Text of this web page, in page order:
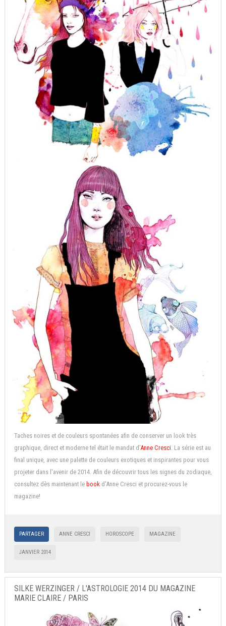
Taches noires et de couleurs spontanées afin de conserver un look très
graphique, direct et moderne tel était le mandat d'Anne Cresci. La série est au
final unique, avec une palette de couleurs exotiques et inspirantes pour vous
projeter dans l'avenir de 2014. Afin de découvrir tous les signes du zodiaque,
consultez dès maintenant le book d'Anne Cresci et procurez-vous le
magazine!
PARTAGER ANNE CRESCI HOROSCOPE MAGAZINE
JANVIER 2014
SILKE WERZINGER / L'ASTROLOGIE 2014 DU MAGAZINE
MARIE CLAIRE / PARIS